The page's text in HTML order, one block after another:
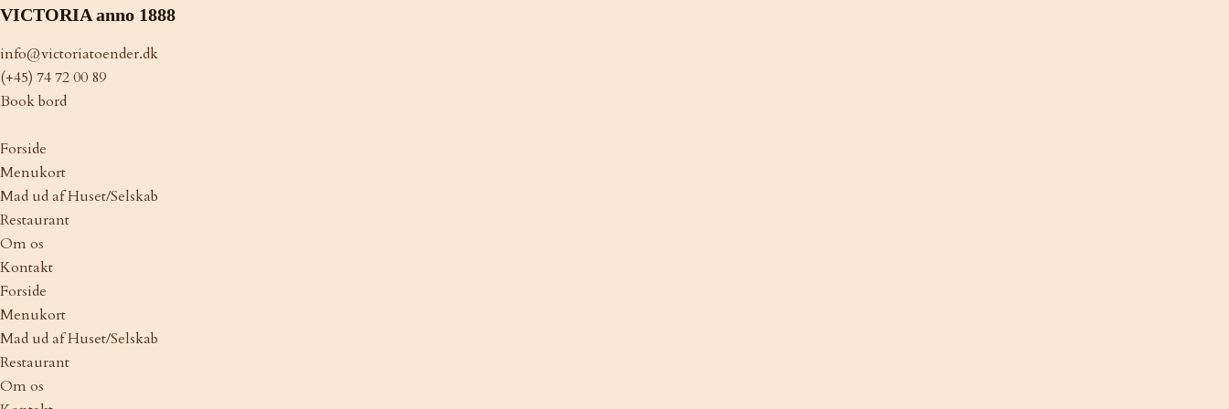
VICTORIA anno 1888
info@victoriatoender.dk
(+45) 74 72 00 89
Book bord
Forside
Menukort
Mad ud af Huset/Selskab
Restaurant
Om os
Kontakt
Forside
Menukort
Mad ud af Huset/Selskab
Restaurant
Om os